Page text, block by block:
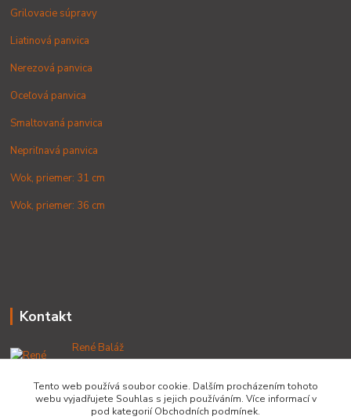
Grilovacie súpravy
Liatinová panvica
Nerezová panvica
Oceľová panvica
Smaltovaná panvica
Nepriľnavá panvica
Wok, priemer: 31 cm
Wok, priemer: 36 cm
Kontakt
René Baláž
+421 902 212 007
od 8:00 - do 16:00 hod
info@lacnekotliky.sk
Tento web používá soubor cookie. Dalším procházením tohoto
webu vyjadřujete Souhlas s jejich používáním. Více informací v
pod kategorií Obchodních podmínek.